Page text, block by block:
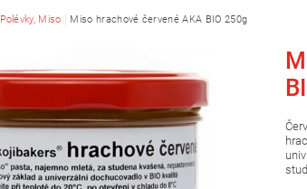
Polévky, Miso Miso hrachové červené AKA BIO 250g